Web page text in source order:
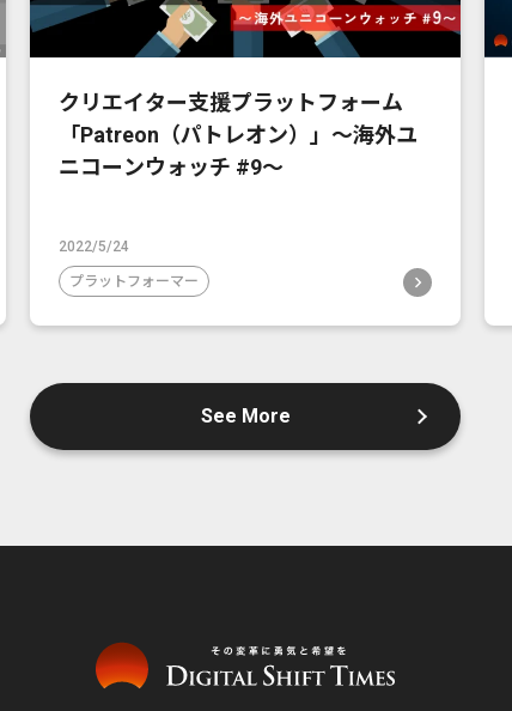
クリエイター支援プラットフォーム
「Patreon（パトレオン）」〜海外ユ
ニコーンウォッチ #9〜
2022/5/24
プラットフォーマー
See More